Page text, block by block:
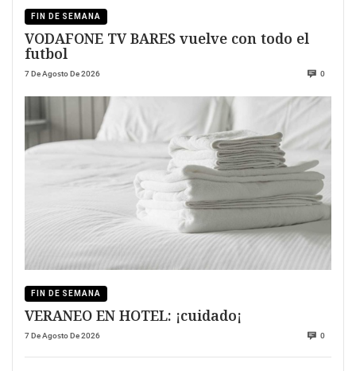
FIN DE SEMANA
VODAFONE TV BARES vuelve con todo el
futbol
7 De Agosto De 2026 0
FIN DE SEMANA
VERANEO EN HOTEL: ¡cuidado¡
7 De Agosto De 2026 0